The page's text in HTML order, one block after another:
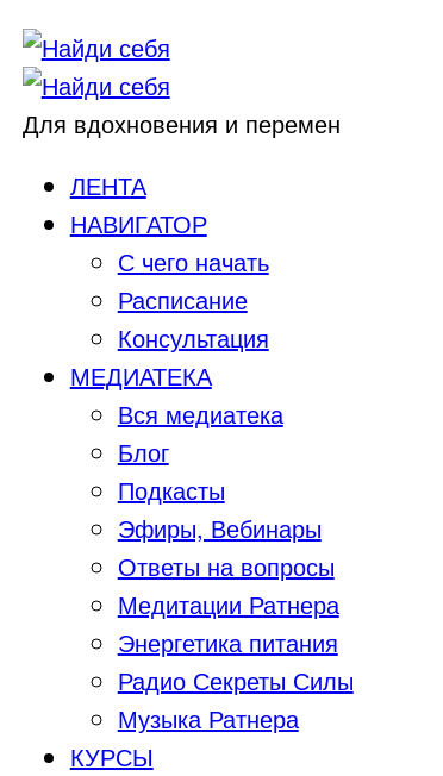
Для вдохновения и перемен
ЛЕНТА
НАВИГАТОР
С чего начать
Расписание
Консультация
МЕДИАТЕКА
Вся медиатека
Блог
Подкасты
Эфиры, Вебинары
Ответы на вопросы
Медитации Ратнера
Энергетика питания
Радио Секреты Силы
Музыка Ратнера
КУРСЫ